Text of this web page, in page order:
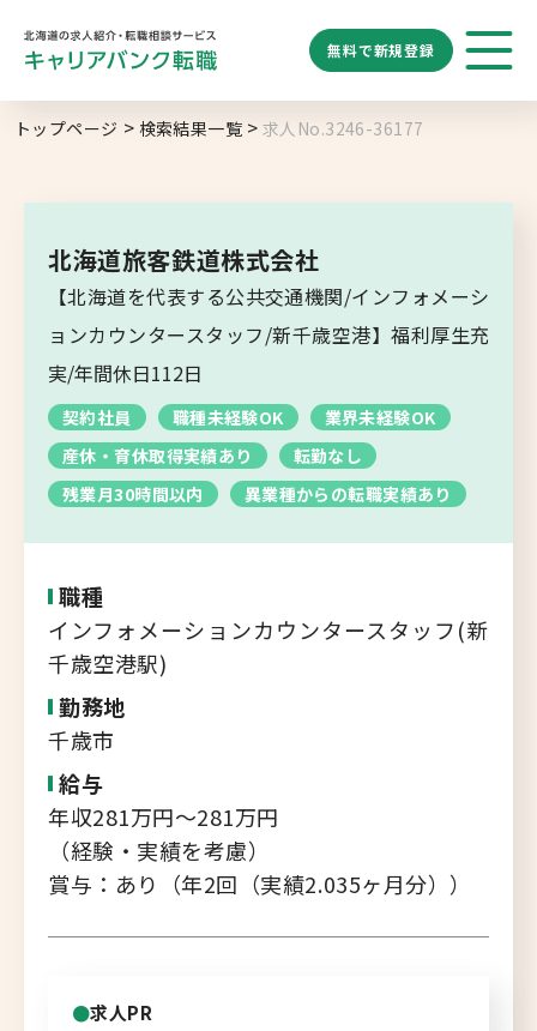
無料で新規登録
転職支援サービスのご案内
求人を探す ブックマーク
求人閲覧履歴 新着求人一覧
転職支援サービス
新規登録
ログイン
勤務地 業種 職種
道央エリア
空知エリア
道東エリア
釧路・根室エリア
オホーツクエリア
道北・旭川エリア
稚内・留萌エリア
道南エリア
フルリモート
北海道以外
トップページ 検索結果一覧 求人No.3246-36177
北海道旅客鉄道株式会社
【北海道を代表する公共交通機関/インフォメーシ
ョンカウンタースタッフ/新千歳空港】福利厚生充
実/年間休日112日
契約社員 職種未経験OK
業界未経験OK
産休・育休取得実績あり
転勤なし
残業月30時間以内
異業種からの転職実績あり
職種
インフォメーションカウンタースタッフ(新
千歳空港駅)
勤務地
千歳市
給与
年収281万円～281万円
（経験・実績を考慮）
賞与：あり（年2回（実績2.035ヶ月分））
求人PR